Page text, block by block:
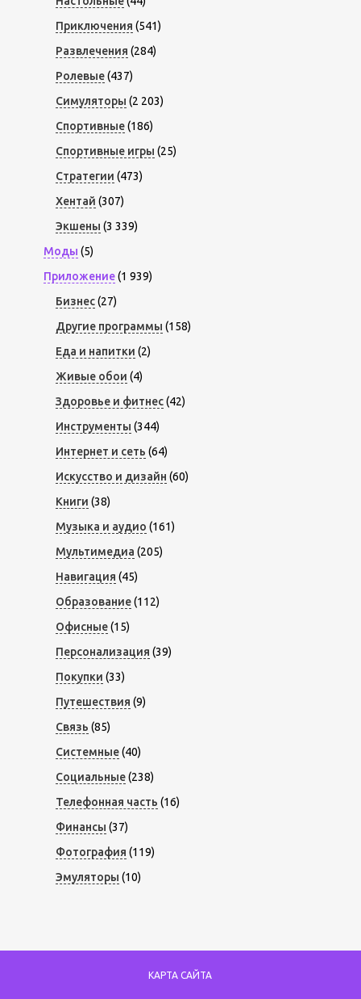
Приключения (541)
Развлечения (284)
Ролевые(437)
Симуляторы (2 203)
Спортивные(186)
Спортивные игры (25)
Стратегии (473)
Хентай (307)
Экшены (3 339)
Моды (5)
Приложение(1 939)
Бизнес(27)
Другие программы (158)
Еда и напитки (2)
Живые обои (4)
Здоровье и фитнес(42)
Инструменты (344)
Интернет и сеть (64)
Искусство и дизайн (60)
Книги (38)
Музыка и аудио (161)
Мультимедиа (205)
Навигация (45)
Образование(112)
Офисные(15)
Персонализация (39)
Покупки (33)
Путешествия (9)
Связь (85)
Системные(40)
Социальные(238)
Телефонная часть (16)
Финансы (37)
Фотография (119)
Эмуляторы (10)
КАРТА САЙТА